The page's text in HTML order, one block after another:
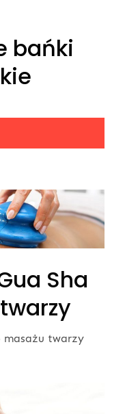
bańki
Sha
masażu twarzy